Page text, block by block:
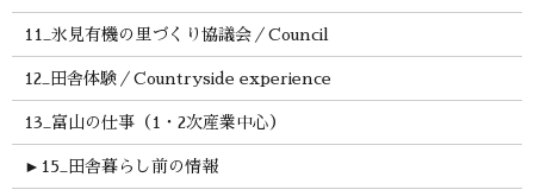
11_氷見有機の里づくり協議会／Council
12_田舎体験／Countryside experience
13_富山の仕事（1・2次産業中心）
► 15_田舎暮らし前の情報